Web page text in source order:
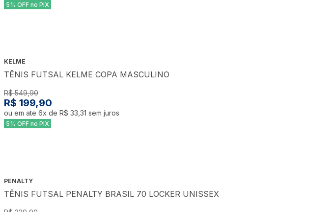
5% OFF no PIX
KELME
TÊNIS FUTSAL KELME COPA MASCULINO
R$ 549,90
R$ 199,90
ou em ate 6x de R$ 33,31 sem juros
5% OFF no PIX
PENALTY
TÊNIS FUTSAL PENALTY BRASIL 70 LOCKER UNISSEX